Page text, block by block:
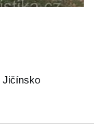
Jičínsko